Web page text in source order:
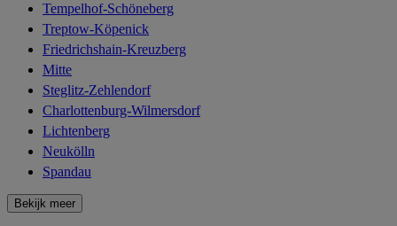
Tempelhof-Schöneberg
Treptow-Köpenick
Friedrichshain-Kreuzberg
Mitte
Steglitz-Zehlendorf
Charlottenburg-Wilmersdorf
Lichtenberg
Neukölln
Spandau
Bekijk meer